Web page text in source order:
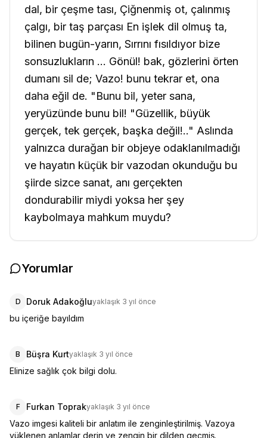
dal, bir çeşme tası, Çiğnenmiş ot, çalınmış
çalgı, bir taş parçası En işlek dil olmuş ta,
bilinen bugün-yarın, Sırrını fısıldıyor bize
sonsuzlukların ... Gönül! bak, gözlerini örten
dumanı sil de; Vazo! bunu tekrar et, ona
daha eğil de. "Bunu bil, yeter sana,
yeryüzünde bunu bil! "Güzellik, büyük
gerçek, tek gerçek, başka değil!.." Aslında
yalnızca durağan bir objeye odaklanılmadığı
ve hayatın küçük bir vazodan okunduğu bu
şiirde sizce sanat, anı gerçekten
dondurabilir miydi yoksa her şey
kaybolmaya mahkum muydu?
Yorumlar
D Doruk Adakoğluyaklaşık 3 yıl önce
bu içeriğe bayıldım
B Büşra Kurtyaklaşık 3 yıl önce
Elinize sağlık çok bilgi dolu.
F Furkan Toprakyaklaşık 3 yıl önce
Vazo imgesi kaliteli bir anlatım ile zenginleştirilmiş. Vazoya
yüklenen anlamlar derin ve zengin bir dilden geçmiş.